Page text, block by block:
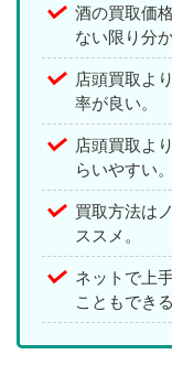
酒の買取価
ない限り分
店頭買取よ
率が良い。
店頭買取よ
らいやすい。
買取方法は
ススメ。
ネットで上
こともできる